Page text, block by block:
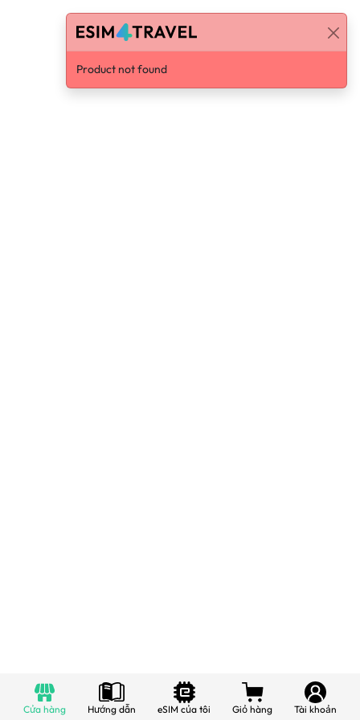
Cửa hàng Hướng dẫn eSIM của tôi Giỏ hàng Tài khoản
Product not found